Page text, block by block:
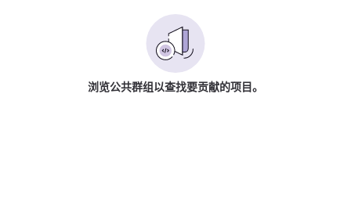
浏览公共群组以查找要贡献的项目。